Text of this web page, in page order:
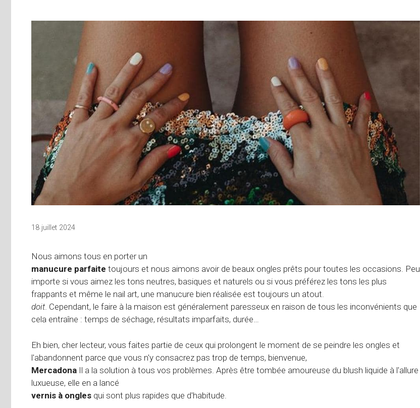
18 juillet 2024
Nous aimons tous en porter un
manucure parfaite toujours et nous aimons avoir de beaux ongles prêts pour toutes les occasions. Peu
importe si vous aimez les tons neutres, basiques et naturels ou si vous préférez les tons les plus
frappants et même le nail art, une manucure bien réalisée est toujours un atout.
doit. Cependant, le faire à la maison est généralement paresseux en raison de tous les inconvénients que
cela entraîne : temps de séchage, résultats imparfaits, durée…
Eh bien, cher lecteur, vous faites partie de ceux qui prolongent le moment de se peindre les ongles et
l'abandonnent parce que vous n'y consacrez pas trop de temps, bienvenue,
Mercadona Il a la solution à tous vos problèmes. Après être tombée amoureuse du blush liquide à l'allure
luxueuse, elle en a lancé
vernis à ongles qui sont plus rapides que d'habitude.